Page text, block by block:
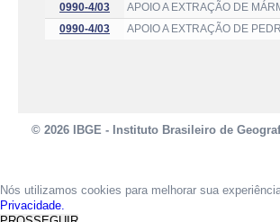
0990-4/03
APOIO A EXTRAÇÃO DE
0990-4/03
APOIO A EXTRAÇÃO DE
© 2026 IBGE - Instituto Brasileiro de
Nós utilizamos cookies para melhorar sua
Privacidade.